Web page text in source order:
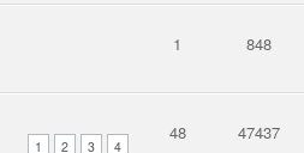
1 848
1 2 3 4
48 47437